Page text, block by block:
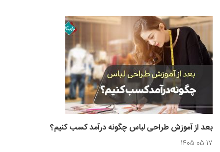
بعد از آموزش طراحی لباس چگونه درآمد کسب کنیم؟
1405-05-17